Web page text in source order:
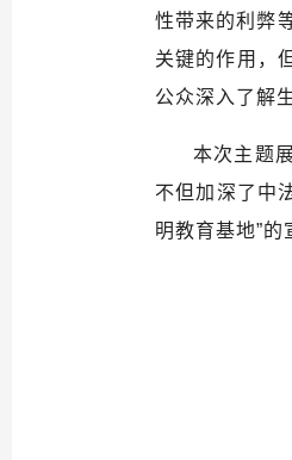
性带来的利弊
关键的作用，
公众深入了解
本次主题
不但加深了中
明教育基地”的